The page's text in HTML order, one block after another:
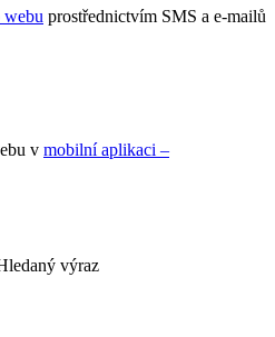
webu prostřednictvím SMS a e-mailů
v mobilní aplikaci –
výraz